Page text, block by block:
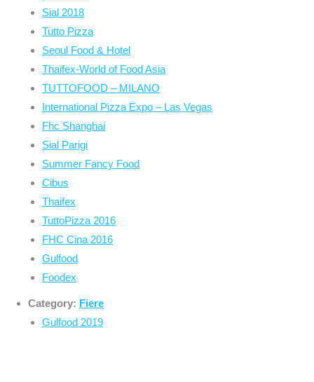
Sial 2018
Tutto Pizza
Seoul Food & Hotel
Thaifex-World of Food Asia
TUTTOFOOD – MILANO
International Pizza Expo – Las Vegas
Fhc Shanghai
Sial Parigi
Summer Fancy Food
Cibus
Thaifex
TuttoPizza 2016
FHC Cina 2016
Gulfood
Foodex
Category: Fiere
Gulfood 2019